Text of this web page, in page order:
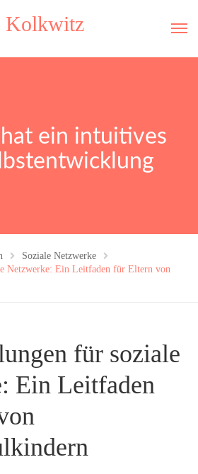
Kolkwitz
ein intuitives
Soziale Netzwerke
Netzwerke: Ein Leitfaden für Eltern von
für soziale
Ein Leitfaden